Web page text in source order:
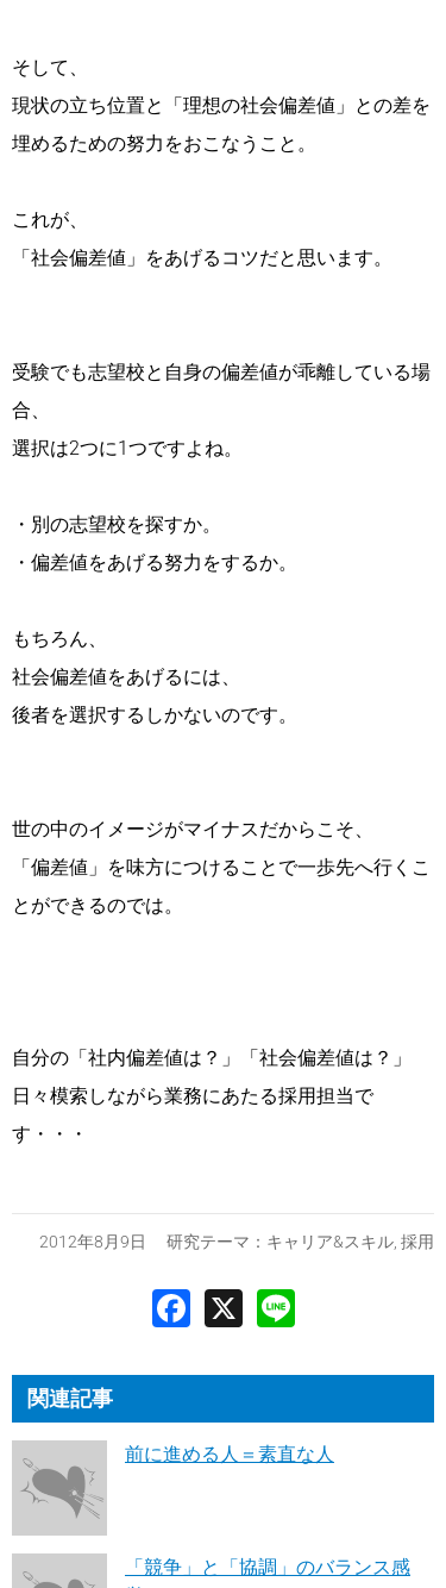
そして、
現状の立ち位置と「理想の社会偏差値」との差を
埋めるための努力をおこなうこと。
これが、
「社会偏差値」をあげるコツだと思います。
受験でも志望校と自身の偏差値が乖離している場
合、
選択は2つに1つですよね。
・別の志望校を探すか。
・偏差値をあげる努力をするか。
もちろん、
社会偏差値をあげるには、
後者を選択するしかないのです。
世の中のイメージがマイナスだからこそ、
「偏差値」を味方につけることで一歩先へ行くこ
とができるのでは。
自分の「社内偏差値は？」「社会偏差値は？」
日々模索しながら業務にあたる採用担当で
す・・・
2012年8月9日 研究テーマ： キャリア&スキル 採用
関連記事
前に進める人＝素直な人
「競争」と「協調」のバランス感